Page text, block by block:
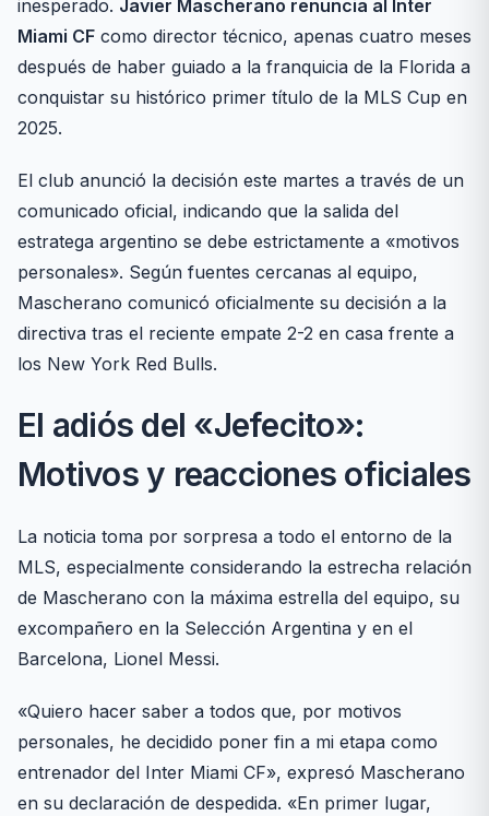
inesperado. Javier Mascherano renuncia al Inter
Miami CF como director técnico, apenas cuatro meses
después de haber guiado a la franquicia de la Florida a
conquistar su histórico primer título de la MLS Cup en
2025.
El club anunció la decisión este martes a través de un
comunicado oficial, indicando que la salida del
estratega argentino se debe estrictamente a «motivos
personales». Según fuentes cercanas al equipo,
Mascherano comunicó oficialmente su decisión a la
directiva tras el reciente empate 2-2 en casa frente a
los New York Red Bulls.
El adiós del «Jefecito»:
Motivos y reacciones oficiales
La noticia toma por sorpresa a todo el entorno de la
MLS, especialmente considerando la estrecha relación
de Mascherano con la máxima estrella del equipo, su
excompañero en la Selección Argentina y en el
Barcelona, Lionel Messi.
«Quiero hacer saber a todos que, por motivos
personales, he decidido poner fin a mi etapa como
entrenador del Inter Miami CF», expresó Mascherano
en su declaración de despedida. «En primer lugar,